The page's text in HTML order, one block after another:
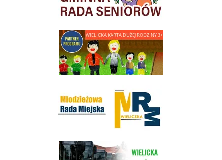
link do strony - Wielicka Karta Dużej Rodziny
link do strony Wielickiej Spółki Transportowej